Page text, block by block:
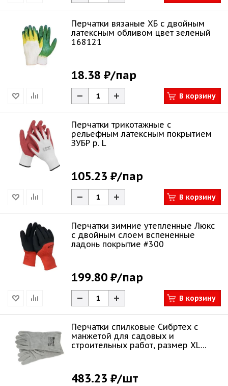
Перчатки вязаные ХБ с двойным
латексным обливом цвет зеленый
168121
18.38 ₽/пар
В корзину
Перчатки трикотажные с
рельефным латексным покрытием
ЗУБР р. L
105.23 ₽/пар
В корзину
Перчатки зимние утепленные Люкс
с двойным слоем вспененные
ладонь покрытие #300
199.80 ₽/пар
В корзину
Перчатки спилковые Сибртех с
манжетой для садовых и
строительных работ, размер XL
483.23 ₽/шт